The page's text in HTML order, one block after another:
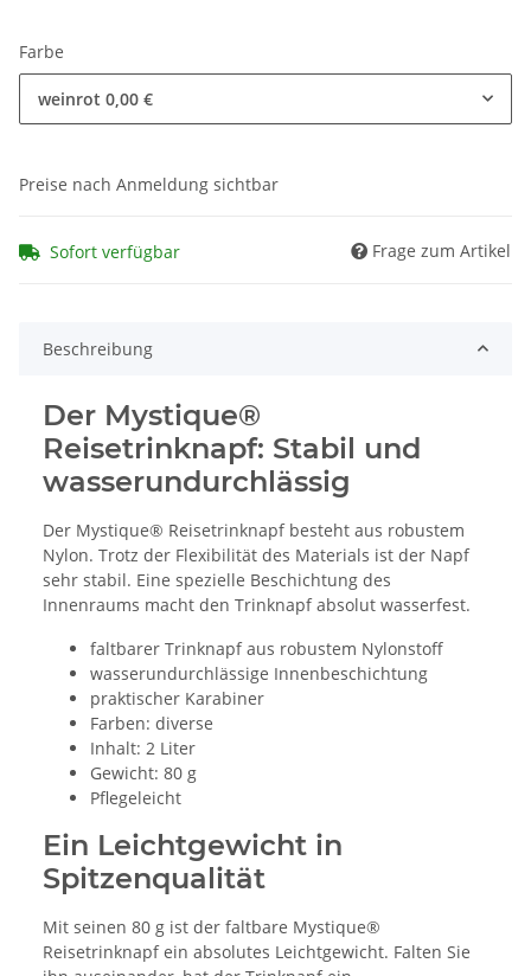
Farbe
weinrot 0,00 €
Preise nach Anmeldung sichtbar
Sofort verfügbar Frage zum Artikel
Beschreibung
Der Mystique®
Reisetrinknapf: Stabil und
wasserundurchlässig
Der Mystique® Reisetrinknapf besteht aus robustem
Nylon. Trotz der Flexibilität des Materials ist der Napf
sehr stabil. Eine spezielle Beschichtung des
Innenraums macht den Trinknapf absolut wasserfest.
faltbarer Trinknapf aus robustem Nylonstoff
wasserundurchlässige Innenbeschichtung
praktischer Karabiner
Farben: diverse
Inhalt: 2 Liter
Gewicht: 80 g
Pflegeleicht
Ein Leichtgewicht in
Spitzenqualität
Mit seinen 80 g ist der faltbare Mystique®
Reisetrinknapf ein absolutes Leichtgewicht. Falten Sie